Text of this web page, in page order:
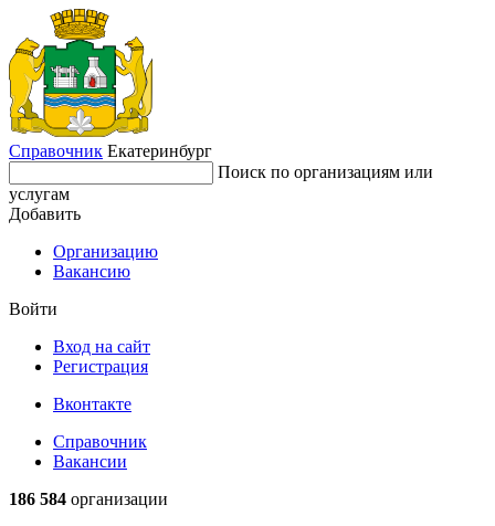
Справочник Екатеринбург
Поиск по организациям или
услугам
Добавить
Организацию
Вакансию
Войти
Вход на сайт
Регистрация
Вконтакте
Справочник
Вакансии
186 584 организации